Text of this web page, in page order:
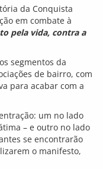
da Conquista
em combate à
pela vida, contra a
segmentos da
de bairro, com
para acabar com a
um no lado
– e outro no lado
se encontrarão
o manifesto,